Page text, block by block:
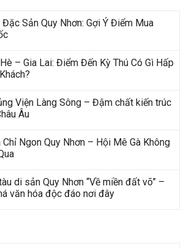
Sản Quy Nhơn: Gợi Ý Điểm Mua
– Gia Lai: Điểm Đến Kỳ Thú Có Gì Hấp
Viện Làng Sông – Đậm chất kiến trúc
Âu
Chỉ Ngon Quy Nhơn – Hội Mê Gà Không
di sản Quy Nhơn “Về miền đất võ” –
văn hóa độc đáo nơi đây